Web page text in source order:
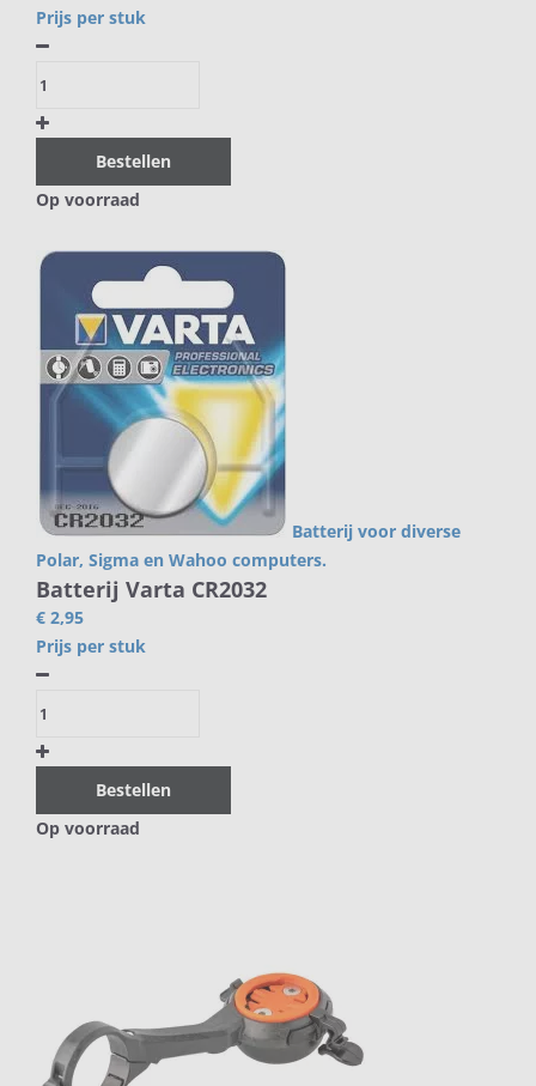
Prijs per stuk
Bestellen
Op voorraad
Batterij voor diverse
Polar, Sigma en Wahoo computers.
Batterij Varta CR2032
€ 2,95
Prijs per stuk
Bestellen
Op voorraad